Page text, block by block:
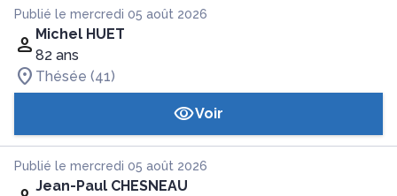
Publié le mercredi 05 août 2026
Michel HUET
82 ans
Thésée (41)
Voir
Publié le mercredi 05 août 2026
Jean-Paul CHESNEAU